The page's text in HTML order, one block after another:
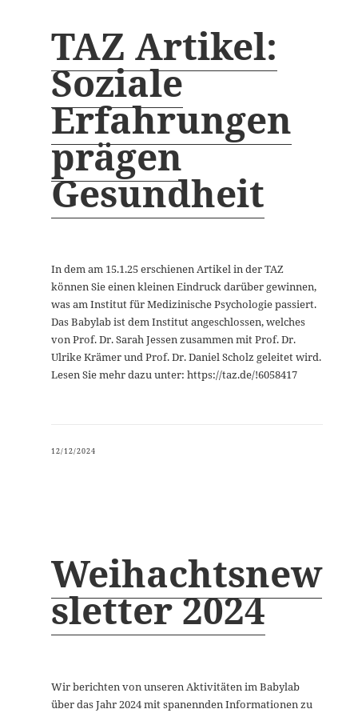
TAZ Artikel:
Soziale
Erfahrungen
prägen
Gesundheit
In dem am 15.1.25 erschienen Artikel in der TAZ
können Sie einen kleinen Eindruck darüber gewinnen,
was am Institut für Medizinische Psychologie passiert.
Das Babylab ist dem Institut angeschlossen, welches
von Prof. Dr. Sarah Jessen zusammen mit Prof. Dr.
Ulrike Krämer und Prof. Dr. Daniel Scholz geleitet wird.
Lesen Sie mehr dazu unter: https://taz.de/!6058417
12/12/2024
Weihachtsnew
sletter 2024
Wir berichten von unseren Aktivitäten im Babylab
über das Jahr 2024 mit spanennden Informationen zu